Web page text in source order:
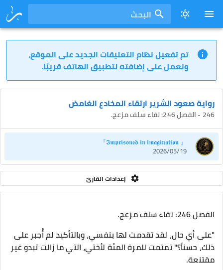
البحث
تم تفعيل نظام التعليقات الجديد على الموقع،
ونعمل على إضافته لتطبيق الهاتف قريبًا.
رواية صعود الشرير ارتقاء المخادع الغامض
246 - الفصل 246: لقاء سلف مزعج.
『 𝕴𝖒𝖕𝖗𝖎𝖘𝖔𝖓𝖊𝖉 𝖎𝖓 𝖎𝖒𝖆𝖌𝖎𝖓𝖆𝖙𝖎𝖔𝖓』
2026/05/19
إعدادات القارئ
الفصل 246: لقاء سلف مزعج.
"على أي حال، لقد تقدمت لها بنفسي، وبالتأكيد لم أُجبر على
ذلك، حسناً؟" تمتمت للمرة المئة لأختي، التي ما زالت تبدو غير
مقتنعة.